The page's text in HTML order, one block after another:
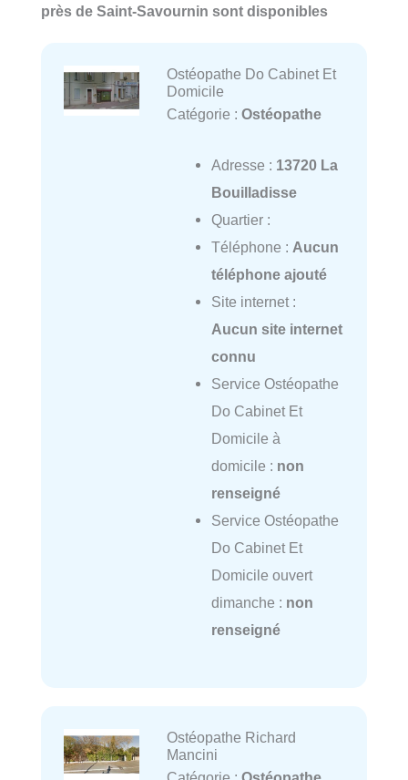
près de Saint-Savournin sont disponibles
Ostéopathe Do Cabinet Et
Domicile
Catégorie : Ostéopathe
Adresse : 13720 La
Bouilladisse
Quartier :
Téléphone : Aucun
téléphone ajouté
Site internet :
Aucun site internet
connu
Service Ostéopathe
Do Cabinet Et
Domicile à
domicile : non
renseigné
Service Ostéopathe
Do Cabinet Et
Domicile ouvert
dimanche : non
renseigné
Ostéopathe Richard
Mancini